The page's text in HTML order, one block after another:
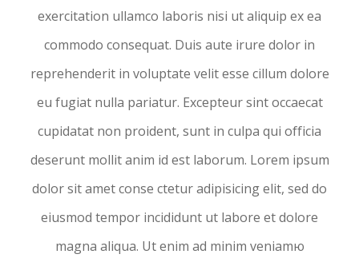
exercitation ullamco laboris nisi ut aliquip ex ea
commodo consequat. Duis aute irure dolor in
reprehenderit in voluptate velit esse cillum dolore
eu fugiat nulla pariatur. Excepteur sint occaecat
cupidatat non proident, sunt in culpa qui officia
deserunt mollit anim id est laborum. Lorem ipsum
dolor sit amet conse ctetur adipisicing elit, sed do
eiusmod tempor incididunt ut labore et dolore
magna aliqua. Ut enim ad minim veniamю